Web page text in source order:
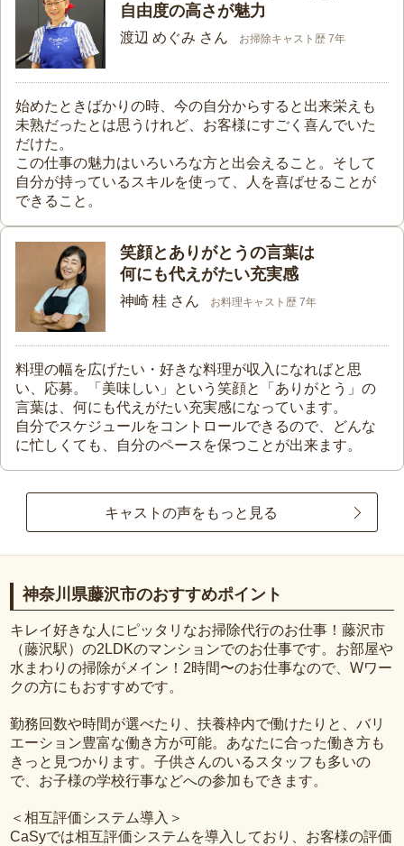
自由度の高さが魅力
渡辺 めぐみ さん お掃除キャスト歴 7年
始めたときばかりの時、今の自分からすると出来栄えも
未熟だったとは思うけれど、お客様にすごく喜んでいた
だけた。
この仕事の魅力はいろいろな方と出会えること。そして
自分が持っているスキルを使って、人を喜ばせることが
できること。
笑顔とありがとうの言葉は
何にも代えがたい充実感
神崎 桂 さん お料理キャスト歴 7年
料理の幅を広げたい・好きな料理が収入になればと思
い、応募。「美味しい」という笑顔と「ありがとう」の
言葉は、何にも代えがたい充実感になっています。
自分でスケジュールをコントロールできるので、どんな
に忙しくても、自分のペースを保つことが出来ます。
キャストの声をもっと見る
神奈川県藤沢市のおすすめポイント
キレイ好きな人にピッタリなお掃除代行のお仕事！藤沢市
（藤沢駅）の2LDKのマンションでのお仕事です。お部屋や
水まわりの掃除がメイン！2時間〜のお仕事なので、Wワー
クの方にもおすすめです。
勤務回数や時間が選べたり、扶養枠内で働けたりと、バリ
エーション豊富な働き方が可能。あなたに合った働き方も
きっと見つかります。子供さんのいるスタッフも多いの
で、お子様の学校行事などへの参加もできます。
＜相互評価システム導入＞
CaSyでは相互評価システムを導入しており、お客様の評価